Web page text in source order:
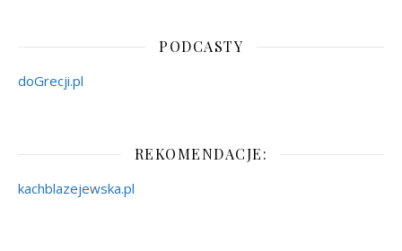
PODCASTY
doGrecji.pl
REKOMENDACJE:
kachblazejewska.pl